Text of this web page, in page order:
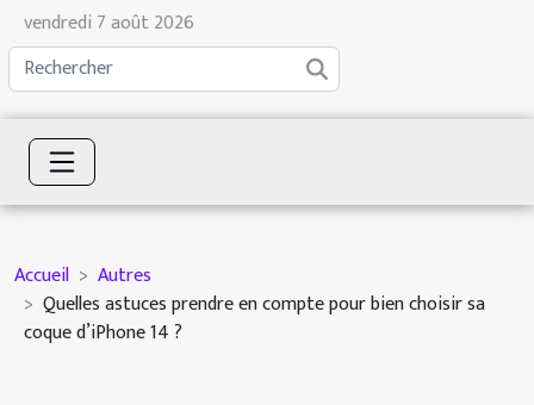
vendredi 7 août 2026
Accueil
Autres
Quelles astuces prendre en compte pour bien choisir sa
coque d’iPhone 14 ?